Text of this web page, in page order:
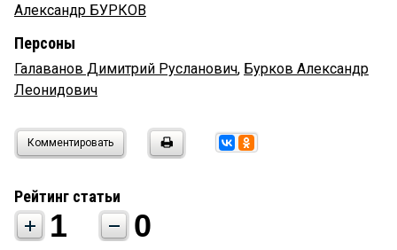
Александр БУРКОВ
Персоны
Галаванов Димитрий Русланович, Бурков Александр
Леонидович
Комментировать
Рейтинг статьи
1 0